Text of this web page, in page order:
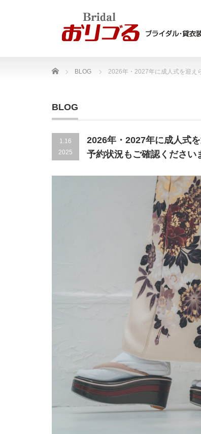
Home BLOG 2026年・2027年に成人式を迎え
BLOG
1.16
2025
2026年・2027年に成人式
予約状況もご確認ください